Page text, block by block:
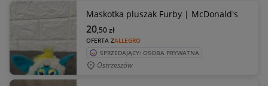
Maskotka pluszak Furby | McDonald's
OFERTA ZALLEGRO
20,50zł
SPRZEDAJĄCY: OSOBA PRYWATNA
Ostrzeszów